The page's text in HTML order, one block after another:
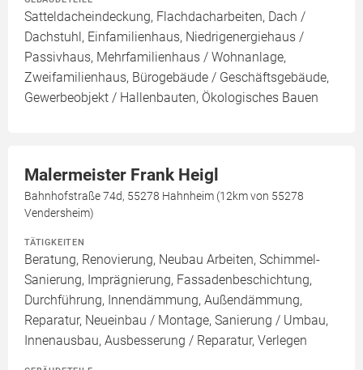
Satteldacheindeckung, Flachdacharbeiten, Dach /
Dachstuhl, Einfamilienhaus, Niedrigenergiehaus /
Passivhaus, Mehrfamilienhaus / Wohnanlage,
Zweifamilienhaus, Bürogebäude / Geschäftsgebäude,
Gewerbeobjekt / Hallenbauten, Ökologisches Bauen
Malermeister Frank Heigl
Bahnhofstraße 74d, 55278 Hahnheim (12km von 55278
Vendersheim)
TÄTIGKEITEN
Beratung, Renovierung, Neubau Arbeiten, Schimmel-
Sanierung, Imprägnierung, Fassadenbeschichtung,
Durchführung, Innendämmung, Außendämmung,
Reparatur, Neueinbau / Montage, Sanierung / Umbau,
Innenausbau, Ausbesserung / Reparatur, Verlegen